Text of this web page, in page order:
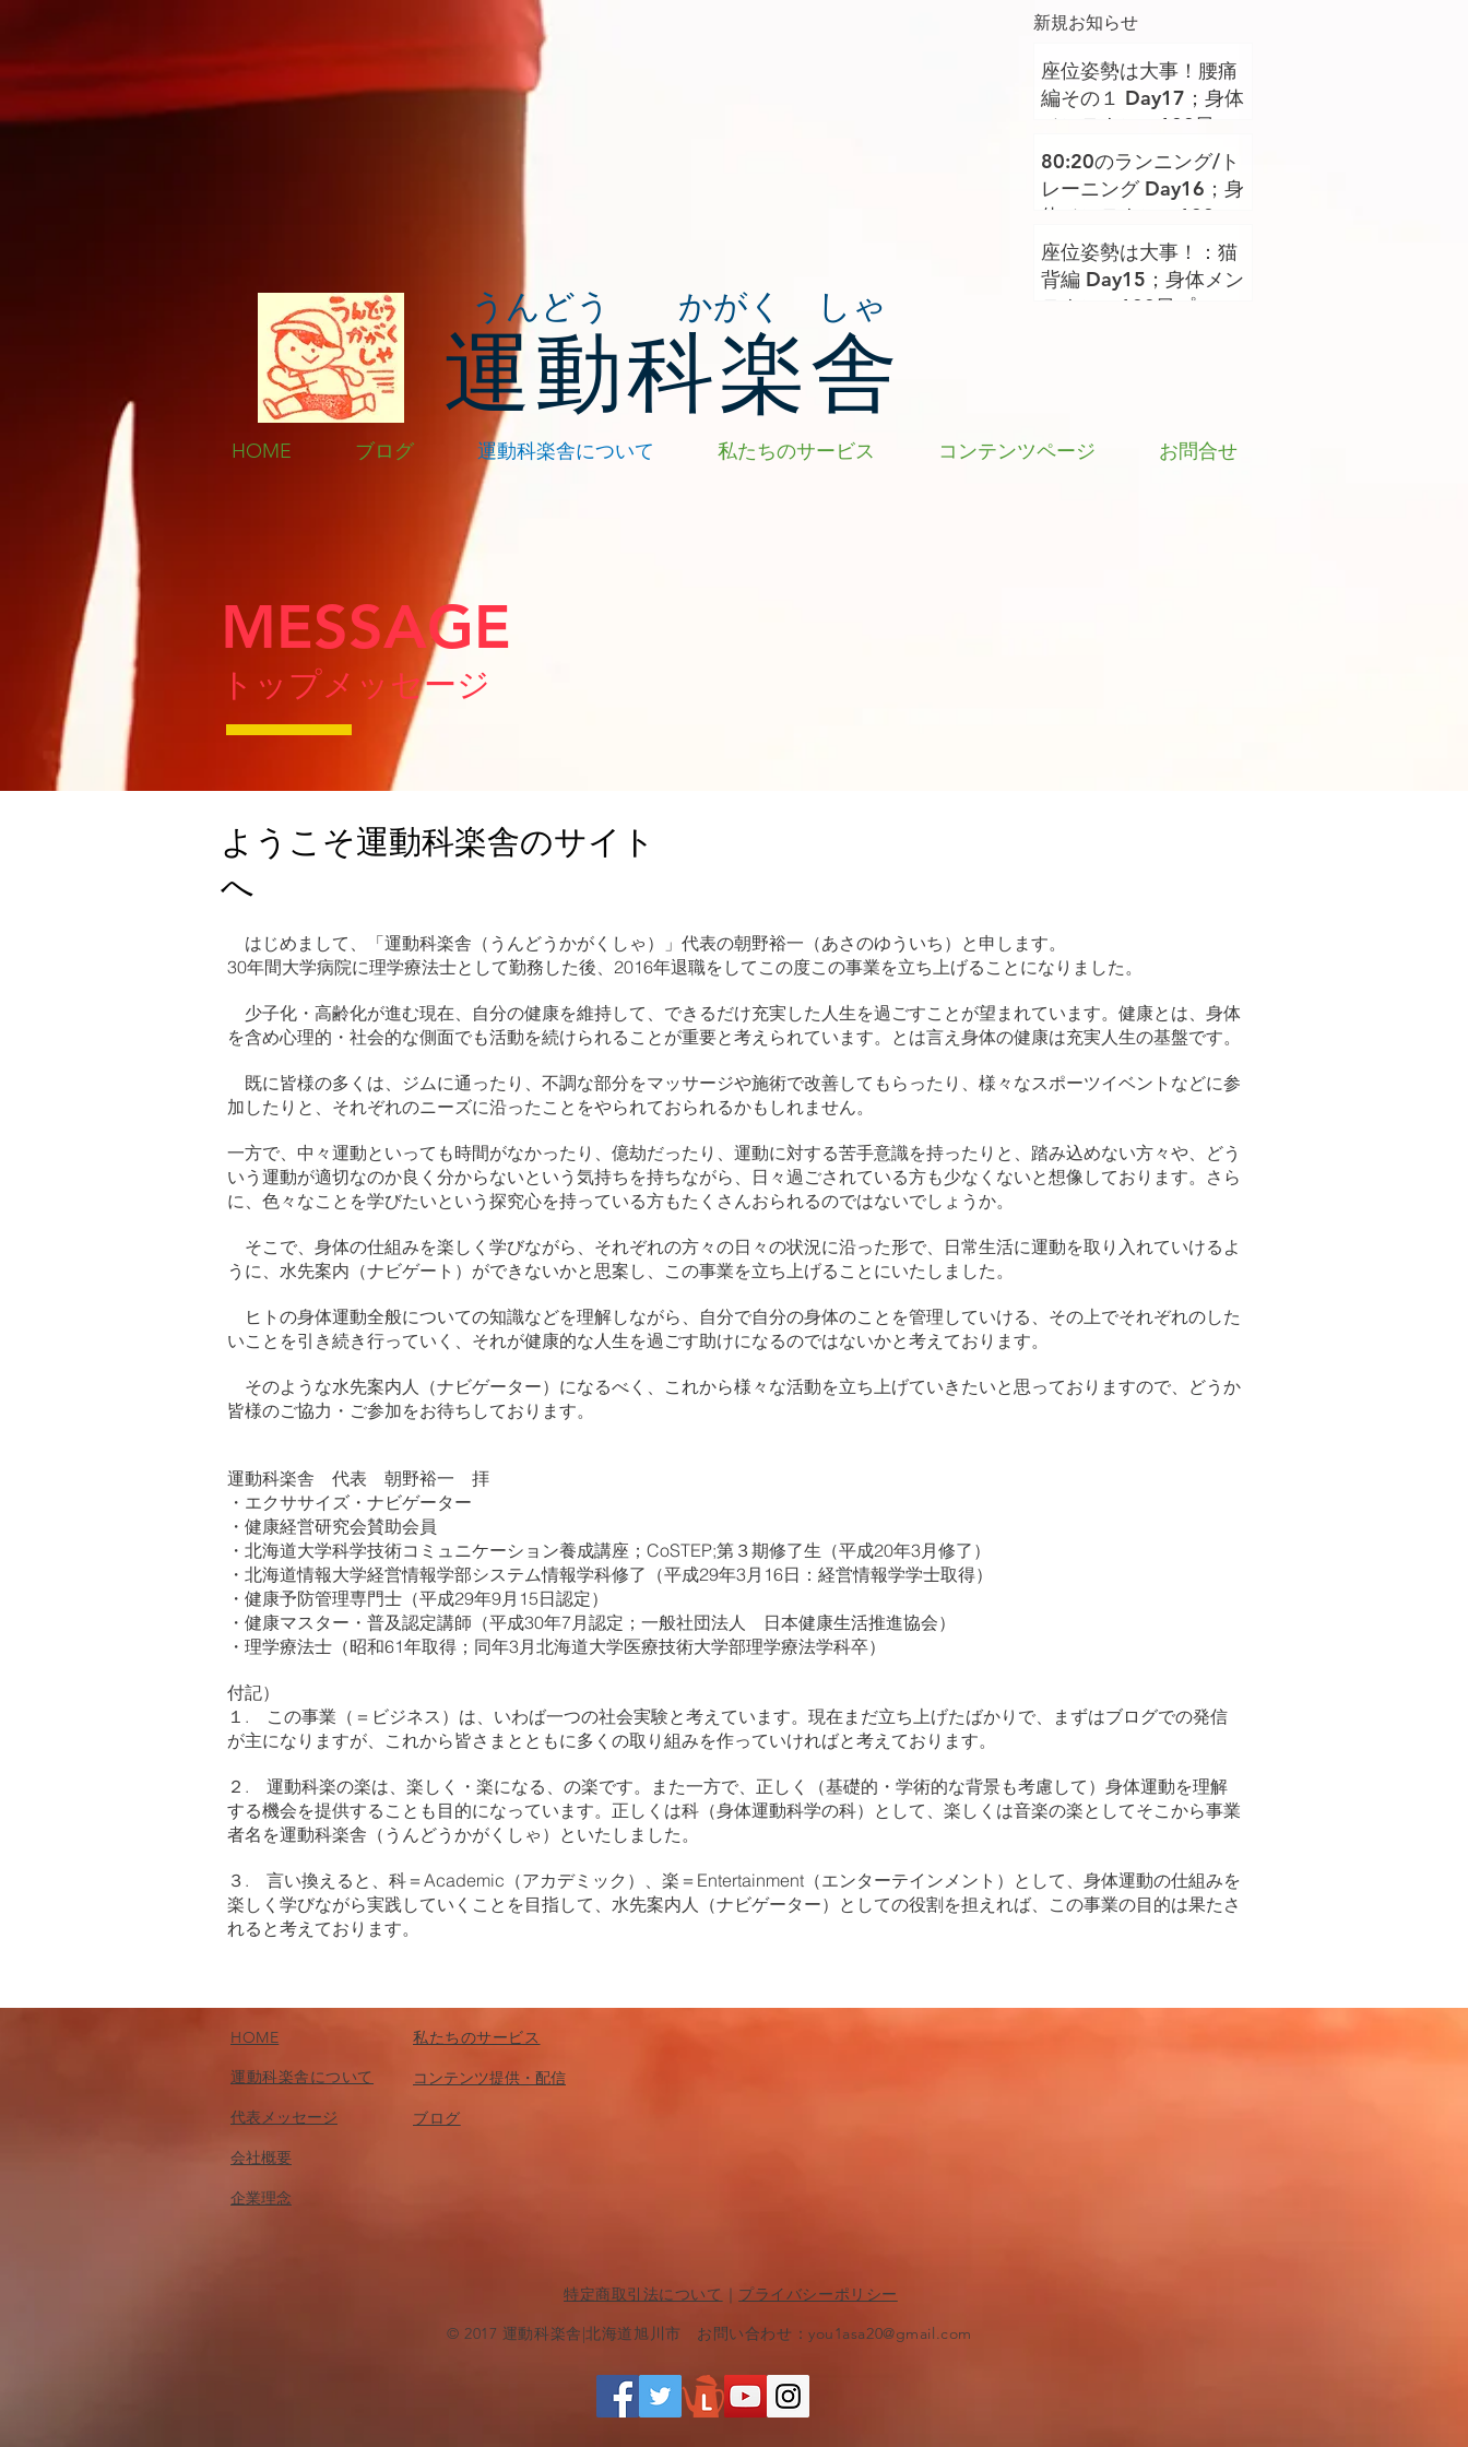
新規お知らせ
うんどう かがく しゃ
運動科楽舎
座位姿勢は大事！腰痛
編その１ Day17；身体
メンテナンス100日プ
ロジェクト
80:20のランニング/ト
レーニング Day16；身
体メンテナンス100日
プロジェクト
座位姿勢は大事！：猫
背編 Day15；身体メン
テナンス100日プロジ
HOME ブログ 運動科楽舎について 私たちのサービス コンテンツページ お問合せ
MESSAGE
トップメッセージ
ようこそ運動科楽舎のサイト
へ
はじめまして、「運動科楽舎（うんどうかがくしゃ）」代表の朝野裕一（あさのゆういち）と申します。
30年間大学病院に理学療法士として勤務した後、2016年退職をしてこの度この事業を立ち上げることになりました。
少子化・高齢化が進む現在、自分の健康を維持して、できるだけ充実した人生を過ごすことが望まれています。健康とは、身体
を含め心理的・社会的な側面でも活動を続けられることが重要と考えられています。とは言え身体の健康は充実人生の基盤です。
既に皆様の多くは、ジムに通ったり、不調な部分をマッサージや施術で改善してもらったり、様々なスポーツイベントなどに参
加したりと、それぞれのニーズに沿ったことをやられておられるかもしれません。
一方で、中々運動といっても時間がなかったり、億劫だったり、運動に対する苦手意識を持ったりと、踏み込めない方々や、どう
いう運動が適切なのか良く分からないという気持ちを持ちながら、日々過ごされている方も少なくないと想像しております。さら
に、色々なことを学びたいという探究心を持っている方もたくさんおられるのではないでしょうか。
そこで、身体の仕組みを楽しく学びながら、それぞれの方々の日々の状況に沿った形で、日常生活に運動を取り入れていけるよ
うに、水先案内（ナビゲート）ができないかと思案し、この事業を立ち上げることにいたしました。
ヒトの身体運動全般についての知識などを理解しながら、自分で自分の身体のことを管理していける、その上でそれぞれのした
いことを引き続き行っていく、それが健康的な人生を過ごす助けになるのではないかと考えております。
そのような水先案内人（ナビゲーター）になるべく、これから様々な活動を立ち上げていきたいと思っておりますので、どうか
皆様のご協力・ご参加をお待ちしております。
運動科楽舎 代表 朝野裕一 拝
・エクササイズ・ナビゲーター
・健康経営研究会賛助会員
・北海道大学科学技術コミュニケーション養成講座；CoSTEP;第３期修了生（平成20年3月修了）
・北海道情報大学経営情報学部システム情報学科修了（平成29年3月16日：経営情報学学士取得）
・健康予防管理専門士（平成29年9月15日認定）
・健康マスター・普及認定講師（平成30年7月認定；一般社団法人 日本健康生活推進協会）
・理学療法士（昭和61年取得；同年3月北海道大学医療技術大学部理学療法学科卒）
付記）
１. この事業（＝ビジネス）は、いわば一つの社会実験と考えています。現在まだ立ち上げたばかりで、まずはブログでの発信
が主になりますが、これから皆さまとともに多くの取り組みを作っていければと考えております。
２. 運動科楽の楽は、楽しく・楽になる、の楽です。また一方で、正しく（基礎的・学術的な背景も考慮して）身体運動を理解
する機会を提供することも目的になっています。正しくは科（身体運動科学の科）として、楽しくは音楽の楽としてそこから事業
者名を運動科楽舎（うんどうかがくしゃ）といたしました。
３. 言い換えると、科＝Academic（アカデミック）、楽＝Entertainment（エンターテインメント）として、身体運動の仕組みを
楽しく学びながら実践していくことを目指して、水先案内人（ナビゲーター）としての役割を担えれば、この事業の目的は果たさ
れると考えております。
HOME
運動科楽舎について
代表メッセージ
会社概要
企業理念
私たちのサービス
コンテンツ​提供・配信
​ブログ
特定商取引法について ｜ プライバシーポリシー
© 2017 運動科楽舎|北海道旭川市 お問い合わせ：you1asa20@gmail.com